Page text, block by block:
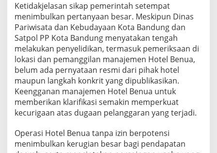
Ketidakjelasan sikap pemerintah setempat
menimbulkan pertanyaan besar. Meskipun Dinas
Pariwisata dan Kebudayaan Kota Bandung dan
Satpol PP Kota Bandung menyatakan tengah
melakukan penyelidikan, termasuk pemeriksaan di
lokasi dan pemanggilan manajemen Hotel Benua,
belum ada pernyataan resmi dari pihak hotel
maupun langkah konkrit yang dipublikasikan.
Keengganan manajemen Hotel Benua untuk
memberikan klarifikasi semakin memperkuat
kecurigaan atas dugaan pelanggaran yang terjadi.
Operasi Hotel Benua tanpa izin berpotensi
menimbulkan kerugian besar bagi pendapatan